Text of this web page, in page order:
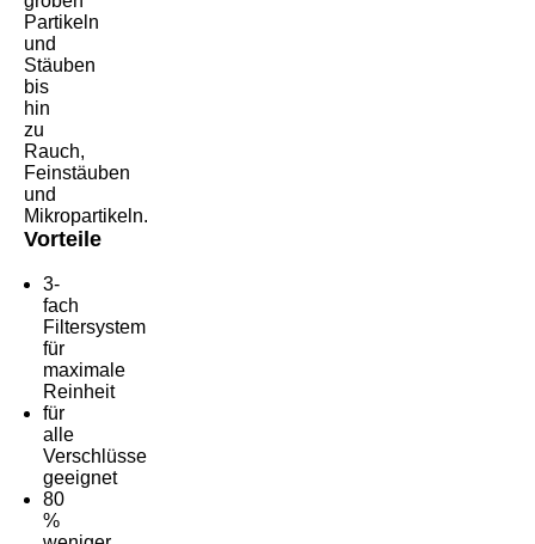
Partikeln
und
Stäuben
bis
hin
zu
Rauch,
Feinstäuben
und
Mikropartikeln.
Vorteile
3-
fach
Filtersystem
für
maximale
Reinheit
für
alle
Verschlüsse
geeignet
80
%